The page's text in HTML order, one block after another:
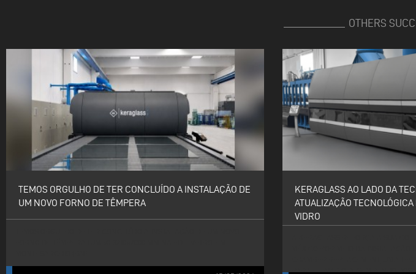
OTHERS
TEMOS ORGULHO DE TER CONCLUÍDO A INSTALAÇÃO DE
UM NOVO FORNO DE TÊMPERA
KERAGLASS AO LADO DA
ATUALIZAÇÃO
VIDRO
PARA ELEVAR O DESEMPENHO